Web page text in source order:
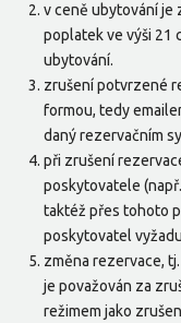
v ceně ubytování je
poplatek ve výši 21
ubytování.
zrušení potvrzené
formou, tedy
daný rezervačním
při zrušení
poskytovatele
taktéž přes tohoto
poskytovatel
změna rezervace,
je považován za
režimem jako